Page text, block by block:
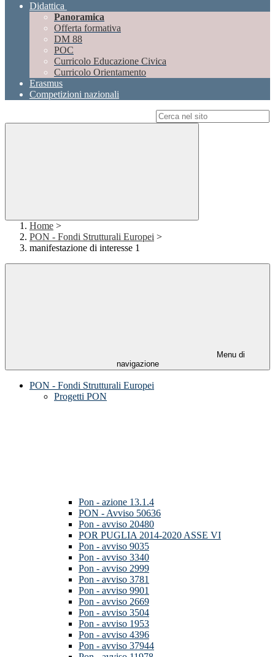
Didattica
Panoramica
Offerta formativa
DM 88
POC
Curricolo Educazione Civica
Curricolo Orientamento
Erasmus
Competizioni nazionali
Home >
PON - Fondi Strutturali Europei >
manifestazione di interesse 1
Menu di
navigazione
PON - Fondi Strutturali Europei
Progetti PON
Pon - azione 13.1.4
PON - Avviso 50636
Pon - avviso 20480
POR PUGLIA 2014-2020 ASSE VI
Pon - avviso 9035
Pon - avviso 3340
Pon - avviso 2999
Pon - avviso 3781
Pon - avviso 9901
Pon - avviso 2669
Pon - avviso 3504
Pon - avviso 1953
Pon - avviso 4396
Pon - avviso 37944